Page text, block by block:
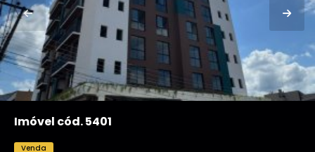
Imóvel cód. 5401
Venda